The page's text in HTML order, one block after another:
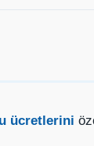
ücretlerini